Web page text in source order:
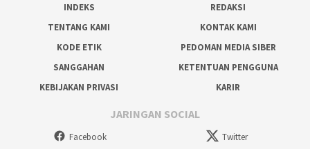
INDEKS
REDAKSI
TENTANG KAMI
KONTAK KAMI
KODE ETIK
PEDOMAN MEDIA SIBER
SANGGAHAN
KETENTUAN PENGGUNA
KEBIJAKAN PRIVASI
KARIR
JARINGAN SOCIAL
Facebook
Twitter